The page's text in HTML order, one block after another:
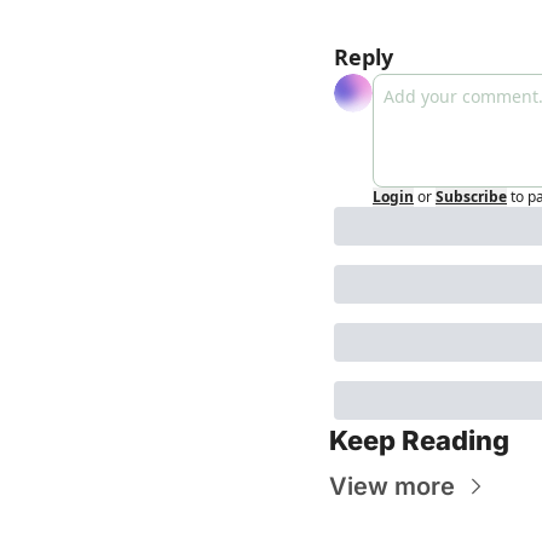
Reply
Login orSubscribeto
Keep Reading
View more